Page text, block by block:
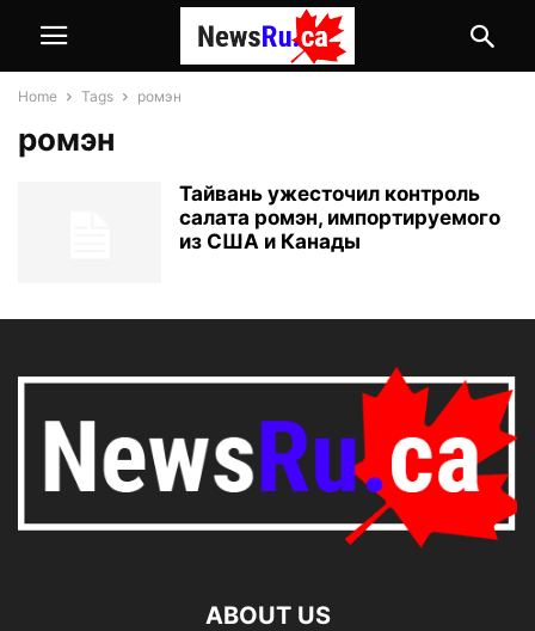
Home Tags ромэн
ромэн
Тайвань ужесточил контроль
салата ромэн, импортируемого
из США и Канады
ABOUT US